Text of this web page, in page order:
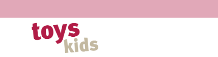
Inhalt
springen